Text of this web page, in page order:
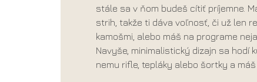
stále sa v ňom budeš cítiť príjemne.
strih, takže ti dáva voľnosť, či už len
kamošmi, alebo máš na programe
Navyše, minimalistický dizajn sa hodí
nemu rifle, tepláky alebo šortky a máš